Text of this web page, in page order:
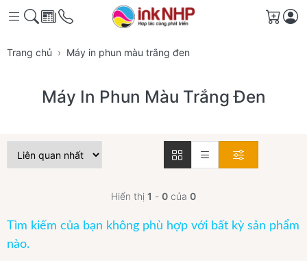
Giỏ
Trang chủ Máy in phun màu trắng đen
Máy In Phun Màu Trắng Đen
Hiển thị 1 - 0 của 0
Tìm kiếm của bạn không phù hợp với bất kỳ sản phẩm
nào.